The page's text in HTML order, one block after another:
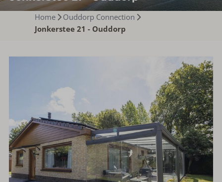
Home
Ouddorp Connection
Jonkerstee 21 - Ouddorp